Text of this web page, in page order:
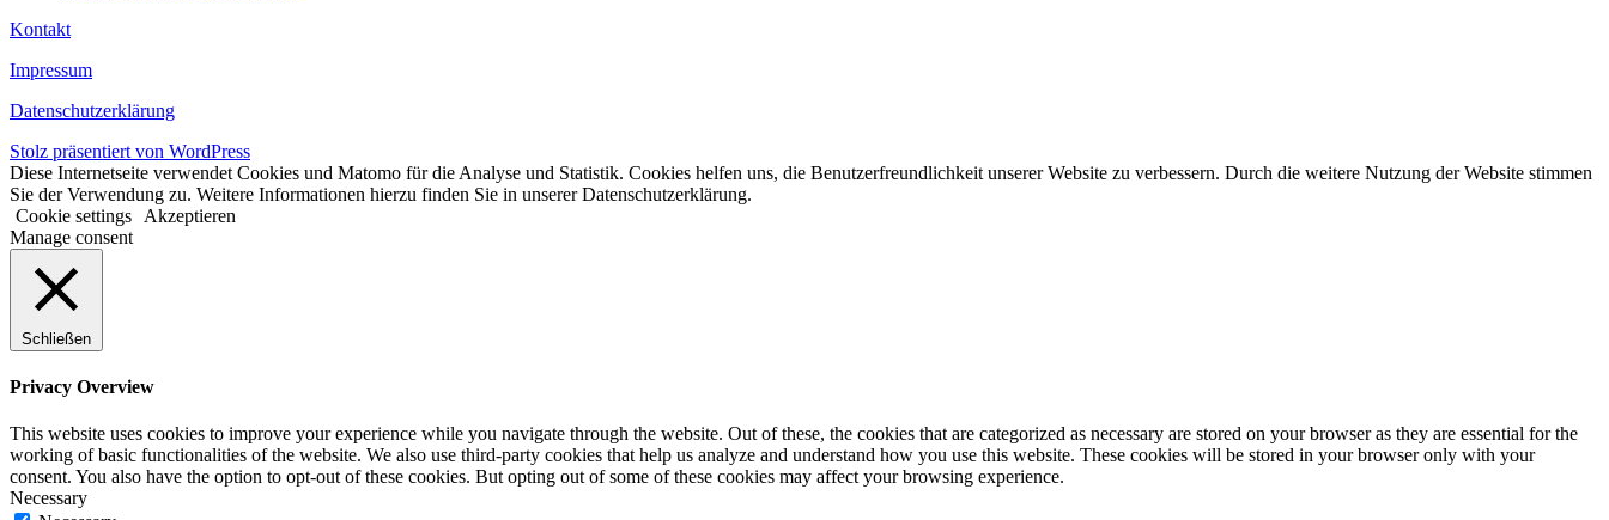
Kontakt
Impressum
Datenschutzerklärung
Stolz präsentiert von WordPress
Diese Internetseite verwendet Cookies und Matomo für die Analyse und Statistik. Cookies helfen uns, die Benutzerfreundlichkeit unserer Website zu verbessern. Durch die weitere Nutzung der Website stimmen
Sie der Verwendung zu. Weitere Informationen hierzu finden Sie in unserer Datenschutzerklärung.
Cookie settings
Akzeptieren
Manage consent
Schließen
Privacy Overview
This website uses cookies to improve your experience while you navigate through the website. Out of these, the cookies that are categorized as necessary are stored on your browser as they are essential for the
working of basic functionalities of the website. We also use third-party cookies that help us analyze and understand how you use this website. These cookies will be stored in your browser only with your
consent. You also have the option to opt-out of these cookies. But opting out of some of these cookies may affect your browsing experience.
Necessary